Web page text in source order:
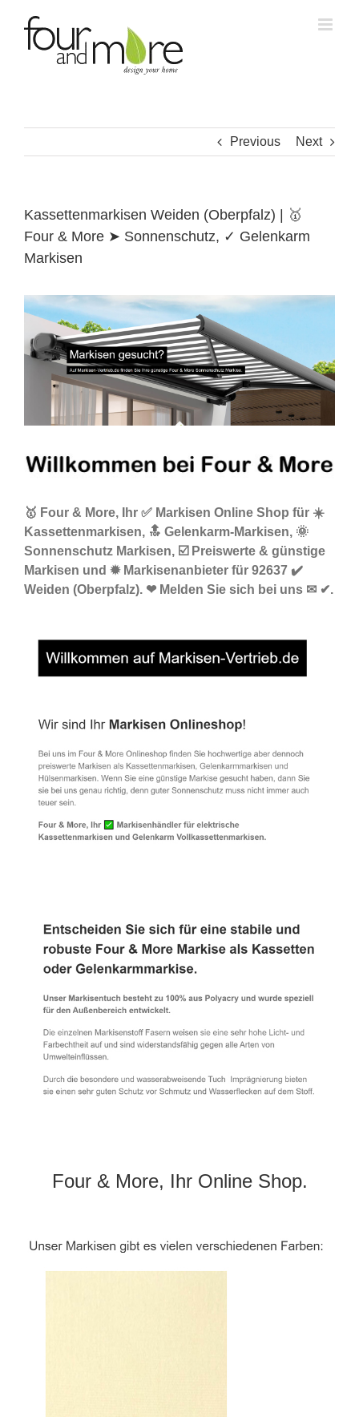
content
Previous Next
Kassettenmarkisen Weiden (Oberpfalz) | 🥇
Four & More ➤ Sonnenschutz, ✓ Gelenkarm
Markisen
🥇 Four & More, Ihr ✅ Markisen Online Shop für ☀️
Kassettenmarkisen, 🔝 Gelenkarm-Markisen, 🌞
Sonnenschutz Markisen, ☑️ Preiswerte & günstige
Markisen und ✹ Markisenanbieter für 92637 ✔️
Weiden (Oberpfalz). ❤ Melden Sie sich bei uns ✉ ✔.
Four & More, Ihr Online Shop.